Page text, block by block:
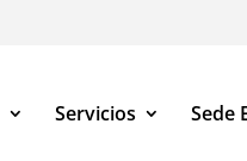
Servicios Sede